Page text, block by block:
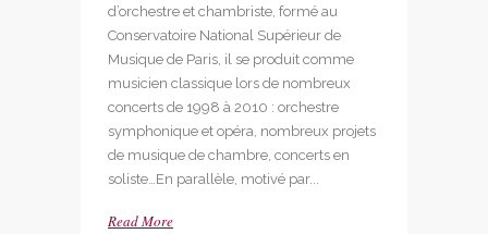
d’orchestre et chambriste, formé au
Conservatoire National Supérieur de
Musique de Paris, il se produit comme
musicien classique lors de nombreux
concerts de 1998 à 2010 : orchestre
symphonique et opéra, nombreux projets
de musique de chambre, concerts en
soliste…En parallèle, motivé par...
Read More